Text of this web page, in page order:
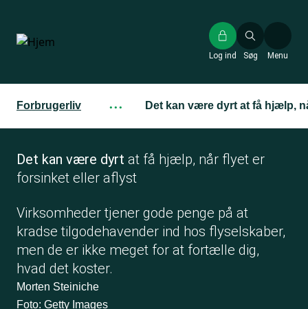
hovedindhold
Søg
Log ind Menu
Forbrugerliv ··· Det kan være dyrt at få hjælp,
Det kan være dyrt at få hjælp, når flyet er
forsinket eller aflyst
Virksomheder tjener gode penge på at
kradse tilgodehavender ind hos flyselskaber,
men de er ikke meget for at fortælle dig,
hvad det koster.
Morten Steiniche
Foto: Getty Images